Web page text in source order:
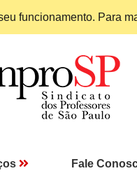
funcionamento. Para
Fale